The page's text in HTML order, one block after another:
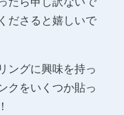
ださると嬉しいで
ングに興味を持っ
クをいくつか貼っ